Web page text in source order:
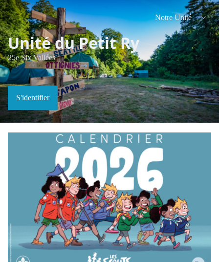
Notre Unité
Unité du Petit Ry
25e Six Vallées
S'identifier